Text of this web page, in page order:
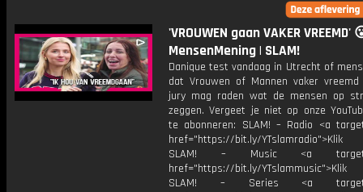
'VROUWEN gaan VAKER VREEMD'
MensenMening | SLAM!
Danique test vandaag in Utrecht of
dat Vrouwen of Mannen vaker vreemd
jury mag raden wat de mensen op
zeggen. Vergeet je niet op onze
te abonneren: SLAM! – Radio <a
href="https://bit.ly/
SLAM! – Music <a
href="https://bit.ly/
SLAM! – Series <a